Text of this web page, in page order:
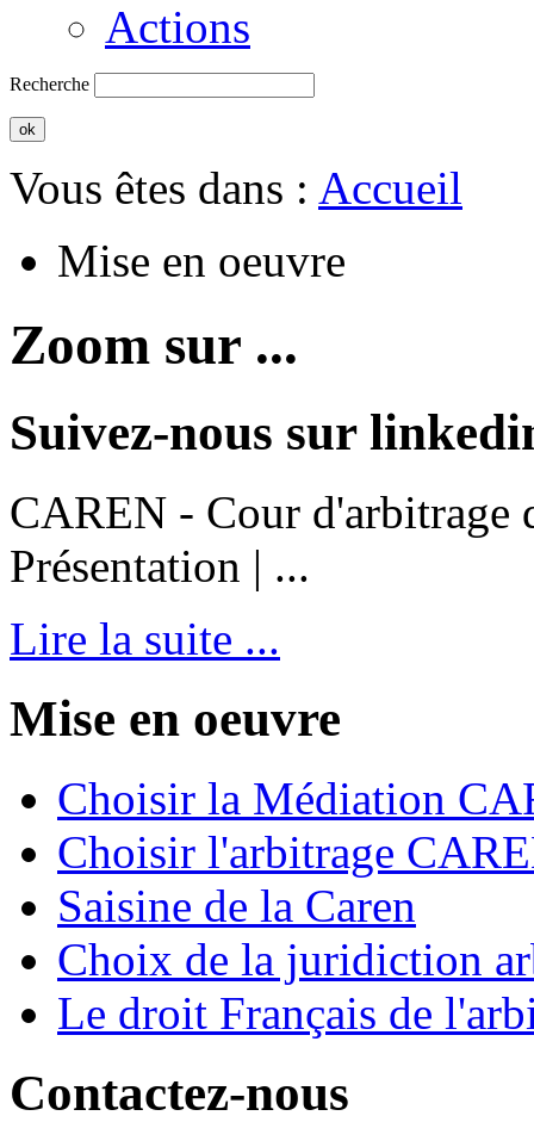
Actions
Recherche
Vous êtes dans : Accueil
Mise en oeuvre
Zoom sur ...
Suivez-nous sur
CAREN - Cour d'arbitrage
Présentation | ...
Lire la suite ...
Mise en oeuvre
Choisir la Médiation
Choisir l'arbitrage
Saisine de la Caren
Choix de la juridiction
Le droit Français de
Contactez-nous